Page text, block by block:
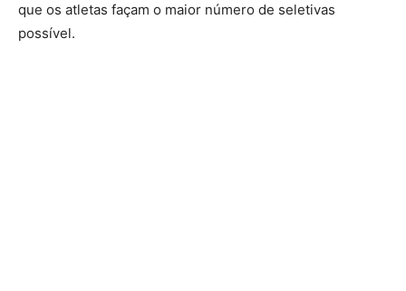
que os atletas façam o maior número de seletivas
possível.